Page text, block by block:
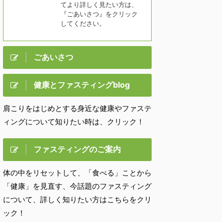
てより詳しく見たい方は、
『ごあいさつ』をクリック
してください。
ごあいさつ
健康とファスティングblog
肩こりをはじめとする身近な健康やファステ
ィングについて知りたい時は、クリック！
ファスティングのご案内
体の中をリセットして、「食べる」ことから
「健康」を見直す、今話題のファスティング
について、詳しく知りたい方はこちらをクリ
ック！